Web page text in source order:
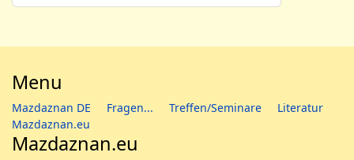
Menu
Mazdaznan DE Fragen... Treffen/Seminare
Literatur
Mazdaznan.eu
Mazdaznan.eu